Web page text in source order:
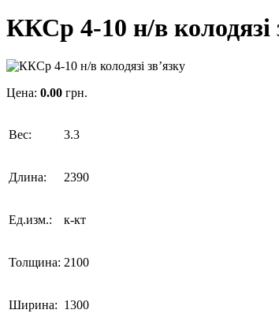
ККСр 4-10 н/в колодязі
Цена: 0.00 грн.
Вес: 3.3
Длина: 2390
Ед.изм.: к-кт
Толщина: 2100
Ширина: 1300